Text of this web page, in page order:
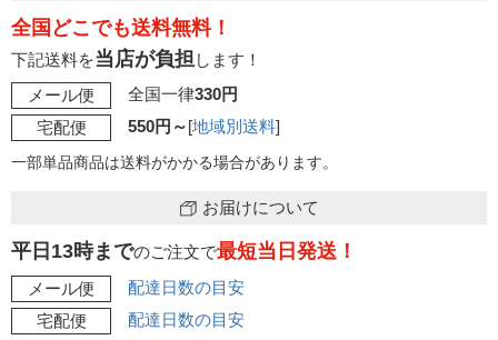
全国どこでも送料無料！
下記送料を当店が負担 します！
メール便
全国一律330円
宅配便
550円～[地域別送料]
一部単品商品は送料がかかる場合があります。
お届けについて
平日13時までのご注文で最短当日発送！
メール便
配達日数の目安
宅配便
配達日数の目安